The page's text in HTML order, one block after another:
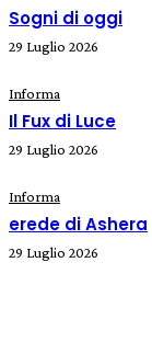
Sogni di oggi
29 Luglio 2026
Informa
Il Fux di Luce
29 Luglio 2026
Informa
erede di Ashera
29 Luglio 2026